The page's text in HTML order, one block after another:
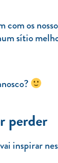
os
sítio
perder
inspirar